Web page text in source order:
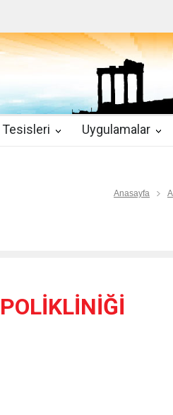
AYI DİYALİZ MERKEZLERİ
Teletıp ve Teleradyoloji Birimi
Hekimlerin Pratisyen Hekim
Tesisleri Uygulamalar
Anasayfa